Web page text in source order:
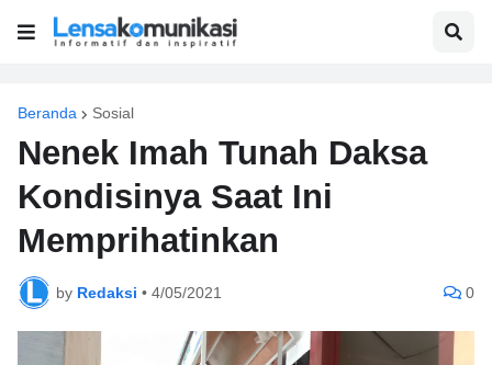
Beranda Sosial
Nenek Imah Tunah Daksa
Kondisinya Saat Ini
Memprihatinkan
by Redaksi • 4/05/2021 0